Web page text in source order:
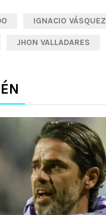
IGNACIO VÁSQUEZ
JHON VALLADARES